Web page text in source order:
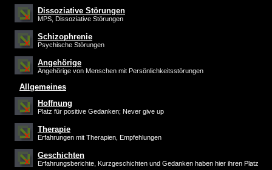
Dissoziative Störungen
MPS, Dissoziative Störungen
Schizophrenie
Psychische Störungen
Angehörige
Angehörige von Menschen mit Persönlichkeitsstörungen
Allgemeines
Hoffnung
Platz für positive Gedanken; Never give up
Therapie
Erfahrungen mit Therapien, Empfehlungen
Geschichten
Erfahrungsberichte, Kurzgeschichten und Gedanken haben hier ihren Platz